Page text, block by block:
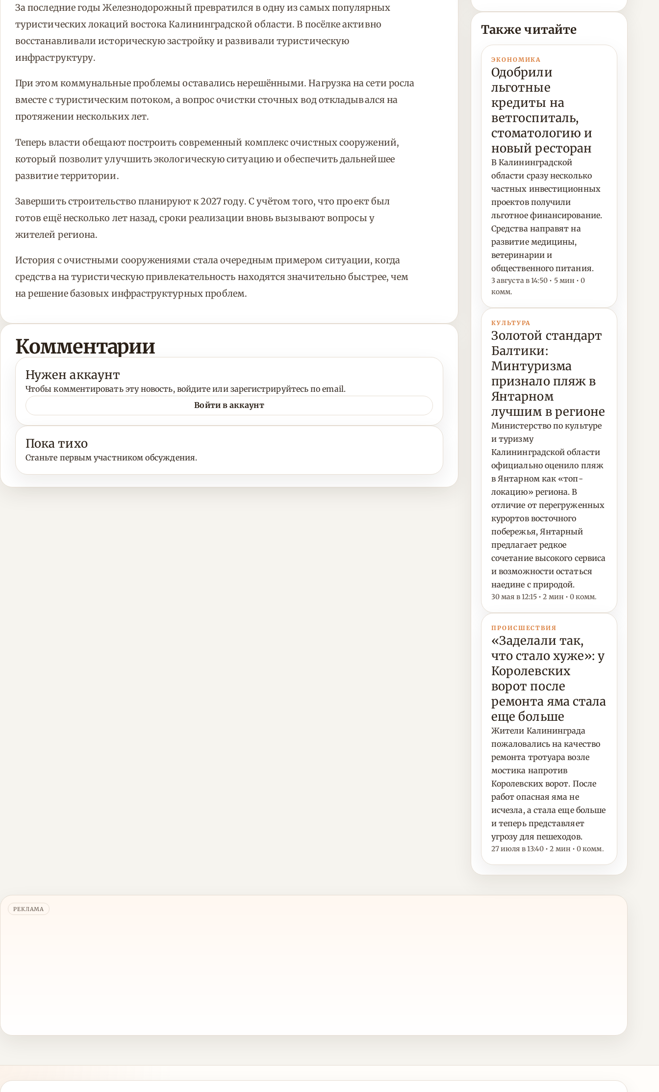
За последние годы Железнодорожный превратился в одну из самых популярных
туристических локаций востока Калининградской области. В посёлке активно
восстанавливали историческую застройку и развивали туристическую
инфраструктуру.
При этом коммунальные проблемы оставались нерешёнными. Нагрузка на сети росла
вместе с туристическим потоком, а вопрос очистки сточных вод откладывался на
протяжении нескольких лет.
Теперь власти обещают построить современный комплекс очистных сооружений,
который позволит улучшить экологическую ситуацию и обеспечить дальнейшее
развитие территории.
Завершить строительство планируют к 2027 году. С учётом того, что проект был
готов ещё несколько лет назад, сроки реализации вновь вызывают вопросы у
жителей региона.
История с очистными сооружениями стала очередным примером ситуации, когда
средства на туристическую привлекательность находятся значительно быстрее, чем
на решение базовых инфраструктурных проблем.
Комментарии
Нужен аккаунт
Чтобы комментировать эту новость, войдите или зарегистрируйтесь по email.
Войти в аккаунт
Пока тихо
Станьте первым участником обсуждения.
Также читайте
ЭКОНОМИКА
Одобрили
льготные
кредиты на
ветгоспиталь,
стоматологию и
новый ресторан
В Калининградской
области сразу несколько
частных инвестиционных
проектов получили
льготное финансирование.
Средства направят на
развитие медицины,
ветеринарии и
общественного питания.
3 августа в 14:50 • 5 мин • 0
комм.
КУЛЬТУРА
Золотой стандарт
Балтики:
Минтуризма
признало пляж в
Янтарном
лучшим в регионе
Министерство по культуре
и туризму
Калининградской области
официально оценило пляж
в Янтарном как «топ-
локацию» региона. В
отличие от перегруженных
курортов восточного
побережья, Янтарный
предлагает редкое
сочетание высокого сервиса
и возможности остаться
наедине с природой.
30 мая в 12:15 • 2 мин • 0 комм.
ПРОИСШЕСТВИЯ
«Заделали так,
что стало хуже»: у
Королевских
ворот после
ремонта яма стала
еще больше
Жители Калининграда
пожаловались на качество
ремонта тротуара возле
мостика напротив
Королевских ворот. После
работ опасная яма не
исчезла, а стала еще больше
и теперь представляет
угрозу для пешеходов.
27 июля в 13:40 • 2 мин • 0 комм.
РЕКЛАМА